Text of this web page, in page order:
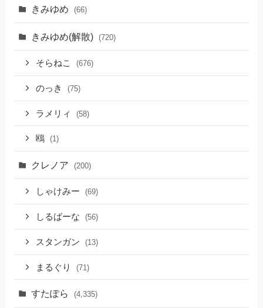
きみゆめ (66)
きみゆめ(解散) (720)
そらねこ (676)
のっき (75)
ラメリィ (58)
鴎 (1)
クレノア (200)
しゃけみー (69)
しるばーな (56)
スタンガン (13)
まるぐり (71)
すたぽら (4,335)